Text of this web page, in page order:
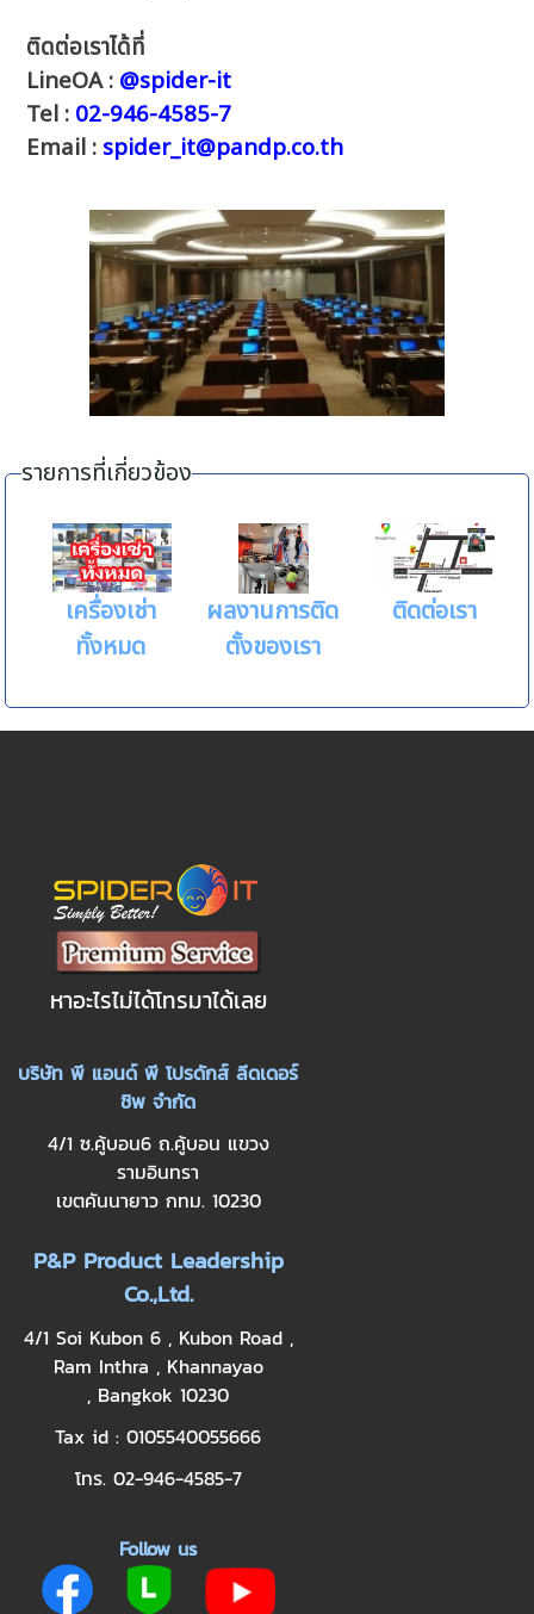
ติดต่อเราได้ที่
LineOA : @spider-it
Tel : 02-946-4585-7
Email : spider_it@pandp.co.th
รายการที่เกี่ยวข้อง
เครื่องเช่า
ทั้งหมด
ผลงานการติด
ตั้งของเรา
ติดต่อเรา
หาอะไรไม่ได้โทรมาได้เลย
บริษัท พี แอนด์ พี โปรดักส์ ลีดเดอร์
ชิพ จำกัด
4/1 ซ.คู้บอน6 ถ.คู้บอน แขวง
รามอินทรา
เขตคันนายาว กทม. 10230
P&P Product Leadership
Co.,Ltd.
4/1 Soi Kubon 6 , Kubon Road ,
Ram Inthra , Khannayao
, Bangkok 10230
Tax id : 0105540055666
โทร. 02-946-4585-7
Follow us